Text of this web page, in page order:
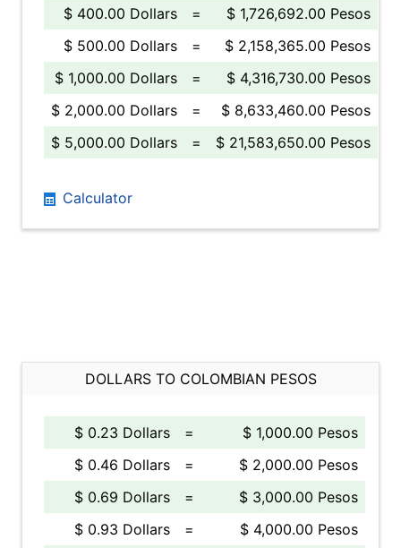
$ 400.00 Dollars
=
$ 1,726,692.00 Pesos
$ 500.00 Dollars
=
$ 2,158,365.00 Pesos
$ 1,000.00 Dollars
=
$ 4,316,730.00 Pesos
$ 2,000.00 Dollars
=
$ 8,633,460.00 Pesos
$ 5,000.00 Dollars
= $ 21,583,650.00 Pesos
Calculator
DOLLARS TO COLOMBIAN PESOS
$ 0.23 Dollars =
$ 1,000.00 Pesos
$ 0.46 Dollars
=
$ 2,000.00 Pesos
$ 0.69 Dollars
=
$ 3,000.00 Pesos
$ 0.93 Dollars
=
$ 4,000.00 Pesos